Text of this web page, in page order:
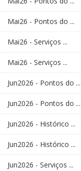
Mai26 - Pontos do ...
Mai26 - Serviços ...
Mai26 - Serviços ...
Jun2026 - Pontos do ...
Jun2026 - Pontos do ...
Jun2026 - Histórico ...
Jun2026 - Histórico ...
Jun2026 - Serviços ...